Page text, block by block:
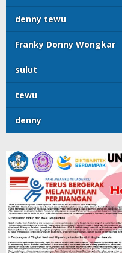
denny tewu
Franky Donny Wongkar
sulut
tewu
denny